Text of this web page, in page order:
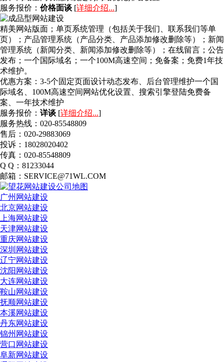
服务报价： 价格面谈 [详细介绍...]
精美网站版面；单页系统管理（包括关于我们、联系我们等单
页）；产品管理系统（产品分类、产品添加修改删除等）；新闻
管理系统（新闻分类、新闻添加修改删除等）；在线留言；公告
发布；一个国际域名；一个100M高速空间；免备案；免费1年技
术维护。
优惠方案： 3-5个固定页面设计动态发布、后台管理维护一个国
际域名、100M高速空间网站优化设置、搜索引擎登陆免费备
案、一年技术维护
服务报价： 详谈 [详细介绍...]
服务热线：020-85548809
售后：020-29883069
投诉：18028020402
传真：020-85548809
Q Q：81233044
邮箱：SERVICE@71WL.COM
广州网站建设
北京网站建设
上海网站建设
天津网站建设
重庆网站建设
深圳网站建设
辽宁网站建设
沈阳网站建设
大连网站建设
鞍山网站建设
抚顺网站建设
本溪网站建设
丹东网站建设
锦州网站建设
营口网站建设
阜新网站建设